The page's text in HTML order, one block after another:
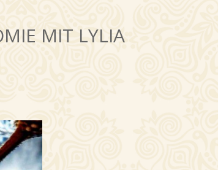
MIT LYLIA